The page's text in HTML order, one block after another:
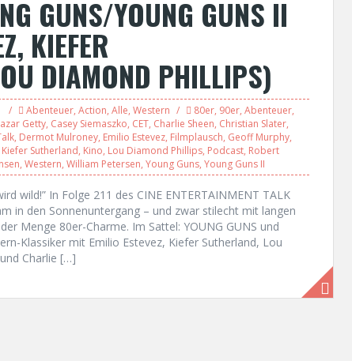
GUNS/YOUNG GUNS II
KIEFER
DIAMOND PHILLIPS)
Abenteuer, Action, Alle, Western 80er, 90er, Abenteuer,
Getty, Casey Siemaszko, CET, Charlie Sheen, Christian Slater,
, Dermot Mulroney, Emilio Estevez, Filmplausch, Geoff Murphy,
Kiefer Sutherland, Kino, Lou Diamond Phillips, Podcast, Robert
, Western, William Petersen, Young Guns, Young Guns II
wild!” In Folge 211 des CINE ENTERTAINMENT TALK
in den Sonnenuntergang – und zwar stilecht mit langen
Menge 80er-Charme. Im Sattel: YOUNG GUNS und
Klassiker mit Emilio Estevez, Kiefer Sutherland, Lou
Charlie […]